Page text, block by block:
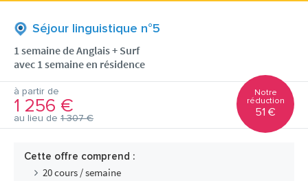
Séjour linguistique n°5
1 semaine de Anglais + Surf
avec 1 semaine en résidence
à partir de
1 256 €
au lieu de 1 307 €
Notre
réduction
51 €
Cette offre comprend :
20 cours / semaine